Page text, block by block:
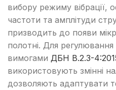
вибору режиму вібрації,
частоти та амплітуди
призводить до появи
полотні. Для регулювання
вимогами ДБН В.2.3-
використовують змінні
дозволяють адаптувати